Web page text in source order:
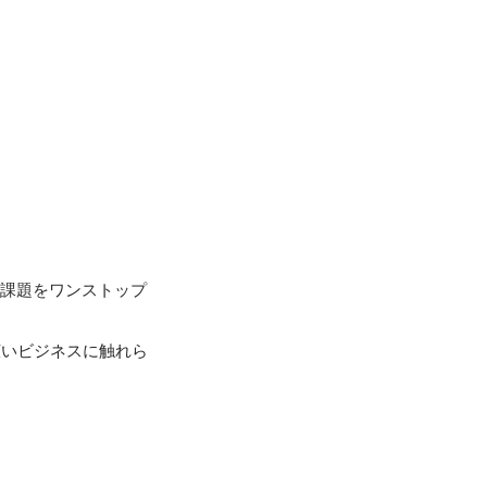
題をワンストップ
ビジネスに触れら